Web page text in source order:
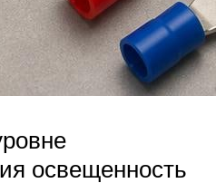
освещенность